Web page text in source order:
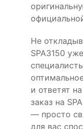
Не
SPA3150
и ответят
заказ на
— просто
для вас